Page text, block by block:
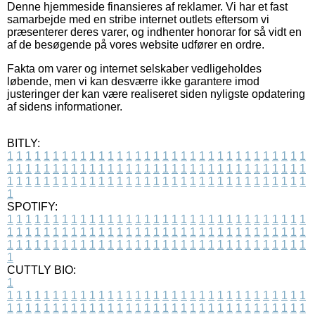
Denne hjemmeside finansieres af reklamer. Vi har et fast
samarbejde med en stribe internet outlets eftersom vi
præsenterer deres varer, og indhenter honorar for så vidt en
af de besøgende på vores website udfører en ordre.
Fakta om varer og internet selskaber vedligeholdes
løbende, men vi kan desværre ikke garantere imod
justeringer der kan være realiseret siden nyligste opdatering
af sidens informationer.
BITLY:
1 1 1 1 1 1 1 1 1 1 1 1 1 1 1 1 1 1 1 1 1 1 1 1 1 1 1 1 1 1 1 1 1
1 1 1 1 1 1 1 1 1 1 1 1 1 1 1 1 1 1 1 1 1 1 1 1 1 1 1 1 1 1 1 1 1
1 1 1 1 1 1 1 1 1 1 1 1 1 1 1 1 1 1 1 1 1 1 1 1 1 1 1 1 1 1 1 1 1
1
SPOTIFY:
1 1 1 1 1 1 1 1 1 1 1 1 1 1 1 1 1 1 1 1 1 1 1 1 1 1 1 1 1 1 1 1 1
1 1 1 1 1 1 1 1 1 1 1 1 1 1 1 1 1 1 1 1 1 1 1 1 1 1 1 1 1 1 1 1 1
1 1 1 1 1 1 1 1 1 1 1 1 1 1 1 1 1 1 1 1 1 1 1 1 1 1 1 1 1 1 1 1 1
1
CUTTLY BIO:
1
1 1 1 1 1 1 1 1 1 1 1 1 1 1 1 1 1 1 1 1 1 1 1 1 1 1 1 1 1 1 1 1 1
1 1 1 1 1 1 1 1 1 1 1 1 1 1 1 1 1 1 1 1 1 1 1 1 1 1 1 1 1 1 1 1 1